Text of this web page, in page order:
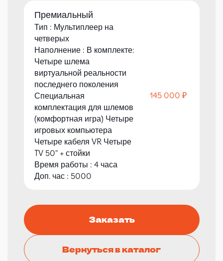
Премиальный
Тип : Мультиплеер на
четверых
Наполнение : В комплекте:
Четыре шлема
виртуальной реальности
последнего поколения
Специальная
комплектация для шлемов
(комфортная игра) Четыре
игровых компьютера
Четыре кабеля VR Четыре
TV 50" + стойки
Время работы : 4 часа
Доп. час : 5000
145 000 ₽
Заказать
Вернуться в каталог